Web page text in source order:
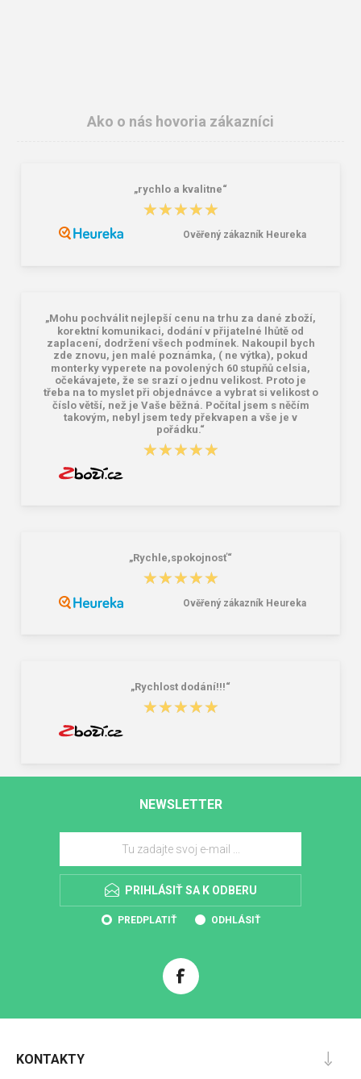
Fridrich Fridrich KURT BE-02-004
Pánska fleecová bunda šedá
8,44 € 16,92 € 20,86 € 25,19 €
Ako o nás hovoria zákazníci
„rychlo a kvalitne“
★★★★★
★★★★★
Ověřený zákazník Heureka
„Mohu pochválit nejlepší cenu na trhu za dané zboží,
korektní komunikaci, dodání v přijatelné lhůtě od
zaplacení, dodržení všech podmínek. Nakoupil bych
zde znovu, jen malé poznámka, ( ne výtka), pokud
monterky vyperete na povolených 60 stupňů celsia,
očekávajete, že se srazí o jednu velikost. Proto je
třeba na to myslet při objednávce a vybrat si velikost o
číslo větší, než je Vaše běžná. Počítal jsem s něčím
takovým, nebyl jsem tedy překvapen a vše je v
pořádku.“
★★★★★
★★★★★
„Rychle,spokojnosť“
★★★★★
★★★★★
Ověřený zákazník Heureka
„Rychlost dodání!!!“
★★★★★
★★★★★
NEWSLETTER
PRIHLÁSIŤ SA K ODBERU
PREDPLATIŤ ODHLÁSIŤ
KONTAKTY